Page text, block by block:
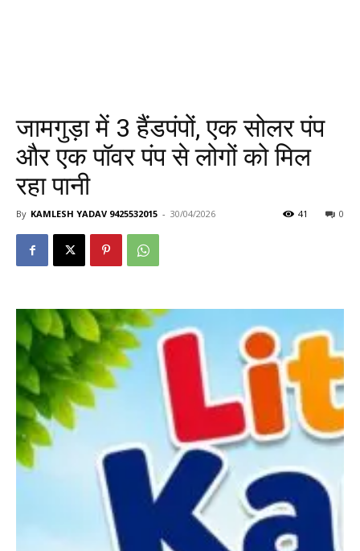
जामगुड़ा में 3 हैंडपंपों, एक सोलर पंप
और एक पॉवर पंप से लोगों को मिल
रहा पानी
By KAMLESH YADAV 9425532015 - 30/04/2026 0
41